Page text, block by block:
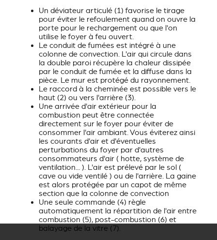
Un déviateur articulé (1) favorise le tirage
pour éviter le refoulement quand on ouvre la
porte pour le rechargement ou que l'on
utilise le foyer à feu ouvert.
Le conduit de fumées est intégré à une
colonne de convection. L'air qui circule dans
la double paroi récupère la chaleur dissipée
par le conduit de fumée et la diffuse dans la
pièce. Le mur est protégé du rayonnement.
Le raccord à la cheminée est possible vers le
haut (2) ou vers l'arrière (3).
Une arrivée d'air extérieur pour la
combustion peut être connectée
directement sur le foyer pour éviter de
consommer l'air ambiant. Vous éviterez ainsi
les courants d'air et d'éventuelles
perturbations du foyer par d'autres
consommateurs d'air ( hotte, système de
ventilation... ). L'air est prélevé par le sol (
cave ou vide ventilé ) ou de l'arrière. La gaine
est alors protégée par un capot de même
section que la colonne de convection
Une seule commande (4) règle
automatiquement la répartition de l'air entre
combustion (5), post-combustion (6) et
balayage de la vitre (7).